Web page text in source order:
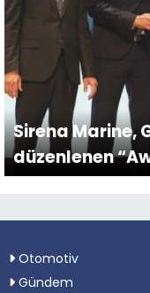
Sirena Marine,
düzenlenen
töreninde 24
Otomotiv
Gündem